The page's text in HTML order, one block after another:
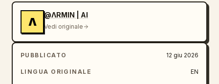
artificiale; il viso mostra una texture
cutanea naturale, pori visibili e dettagli
fini, mentre gli indumenti mostrano un ricco
contrasto tra le distinte trame dei tessuti,
le pieghe e i riflessi metallici degli
accessori. Un'ombra netta, morbida e
Λ
@ΛRMIN | AI
Vedi originale
PUBBLICATO 12 giu 2026
LINGUA ORIGINALE EN